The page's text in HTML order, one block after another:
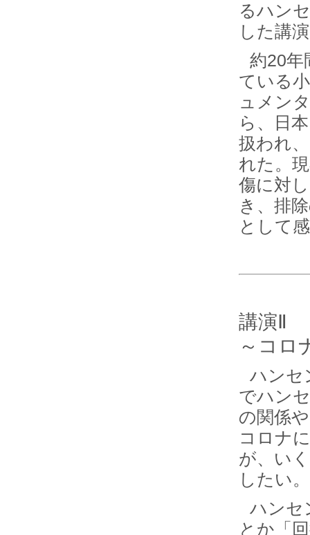
るハン
した講
約20年
ている
ュメン
ら、日
扱われ
れた。
傷に対
き、排
として
講演Ⅱ
～コロ
ハンセ
でハン
の関係
コロナ
が、い
したい。
ハンセ
とか「